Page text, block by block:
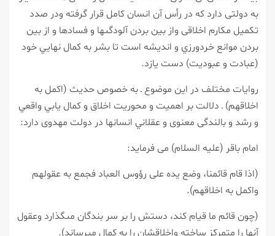
به دولتى دارد كه در رأس آن انسان كامل قرار گرفته ودر صدد
تكميل مكارم اخلاقى واز بين بردن آلودگى‏ها و فسادها و از بين
بردن موانع خردورزي و انديشه است تا بشر به كمال نهايي خود
(عبادت و عبوديت) دست يازد.
روايات مختلف در اين موضوع ـ به خصوص حديث (اكمل به
اخلاقهم) ـ دلالت بر اهميت و محوريت اخلاق و كمال يابي واقعي
و رشد و بالندگى معنوى و عقلاني انسان‏ها در دولت مهدوى دارد:
امام باقر (علیه السلام) مى ‏فرمايد:
(اذا قام قائمنا، وضع يده على رؤوس العباد فجمع به عقولهم
واكمل به اخلاقهم).
(چون قائم ما قيام كند، دستش را بر سر بندگان مى‏گذارد وعقول
آنها را متمركز ساخته واخلاقشان را به كمال مى‏رساند).